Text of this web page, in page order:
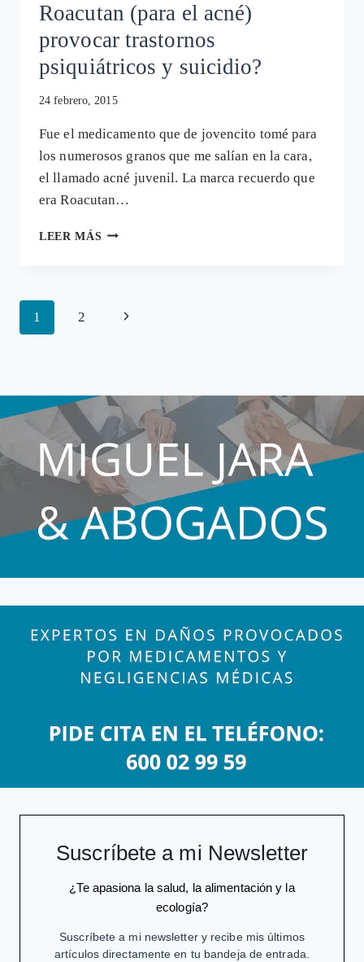
Roacutan (para el acné)
provocar trastornos
psiquiátricos y suicidio?
24 febrero, 2015
Fue el medicamento que de jovencito tomé para
los numerosos granos que me salían en la cara,
el llamado acné juvenil. La marca recuerdo que
era Roacutan…
LEER MÁS ¿PUEDE
(PARA
PSIQUIÁTRICOS
Y
SUICIDIO?
Navegación
de
1 2
Siguiente
Suscríbete a mi Newsletter
¿Te apasiona la salud, la alimentación y la
ecología?
Suscríbete a mi newsletter y recibe mis últimos
artículos directamente en tu bandeja de entrada.